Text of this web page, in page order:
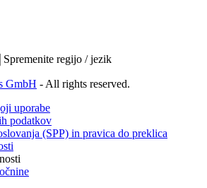
Spremenite regijo / jezik
GmbH - All rights reserved.
uporabe
podatkov
(SPP) in pravica do preklica